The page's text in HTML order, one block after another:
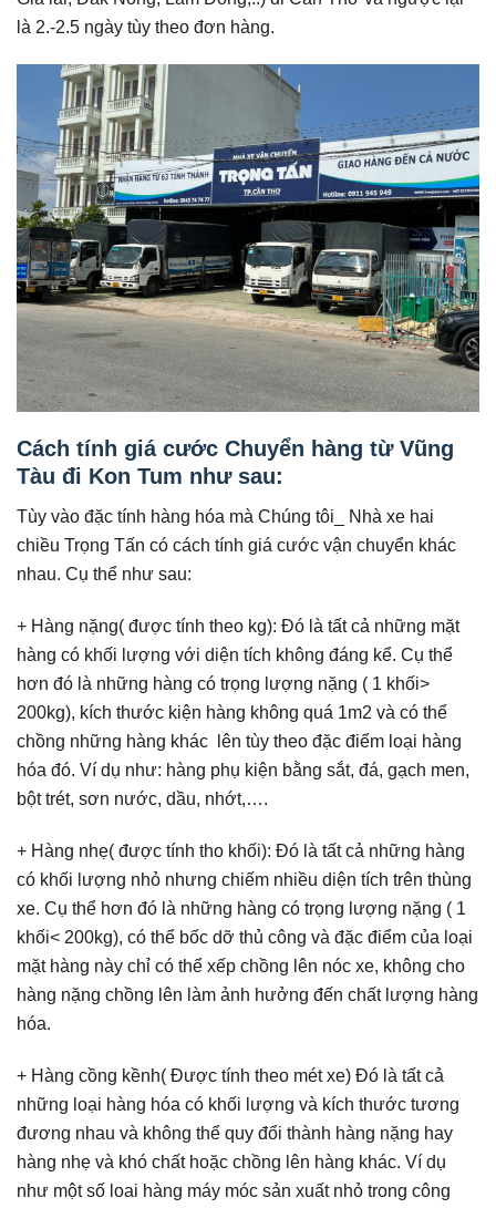
là 2.-2.5 ngày tùy theo đơn hàng.
Cách tính giá cước Chuyển hàng từ Vũng
Tàu đi Kon Tum như sau:
Tùy vào đặc tính hàng hóa mà Chúng tôi_ Nhà xe hai
chiều Trọng Tấn có cách tính giá cước vận chuyển khác
nhau. Cụ thể như sau:
+ Hàng nặng( được tính theo kg): Đó là tất cả những mặt
hàng có khối lượng với diện tích không đáng kể. Cụ thể
hơn đó là những hàng có trọng lượng nặng ( 1 khối>
200kg), kích thước kiện hàng không quá 1m2 và có thể
chồng những hàng khác lên tùy theo đặc điểm loại hàng
hóa đó. Ví dụ như: hàng phụ kiện bằng sắt, đá, gạch men,
bột trét, sơn nước, dầu, nhớt,….
+ Hàng nhẹ( được tính tho khối): Đó là tất cả những hàng
có khối lượng nhỏ nhưng chiếm nhiều diện tích trên thùng
xe. Cụ thể hơn đó là những hàng có trọng lượng nặng ( 1
khối< 200kg), có thể bốc dỡ thủ công và đặc điểm của loại
mặt hàng này chỉ có thể xếp chồng lên nóc xe, không cho
hàng nặng chồng lên làm ảnh hưởng đến chất lượng hàng
hóa.
+ Hàng cồng kềnh( Được tính theo mét xe) Đó là tất cả
những loại hàng hóa có khối lượng và kích thước tương
đương nhau và không thể quy đổi thành hàng nặng hay
hàng nhẹ và khó chất hoặc chồng lên hàng khác. Ví dụ
như một số loai hàng máy móc sản xuất nhỏ trong công